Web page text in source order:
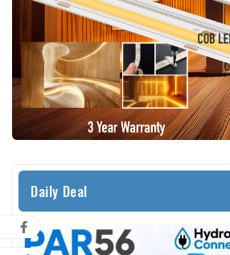
Daily Deal